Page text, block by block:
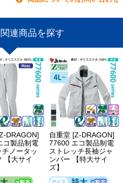
連商品を探す
DRAGON]
コ製品制電
チノータッ
【大サイ
自重堂 [Z-DRAGON]
77600 エコ製品制電
ストレッチ長袖ジャ
ンパー 【特大サイ
ズ】